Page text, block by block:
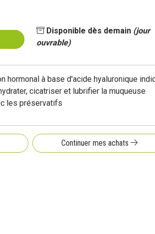
Disponible dès demain (jour
ouvrable)
hormonal à base d'acide hyaluronique
cicatriser et lubrifier la muqueuse
les préservatifs
Continuer mes achats